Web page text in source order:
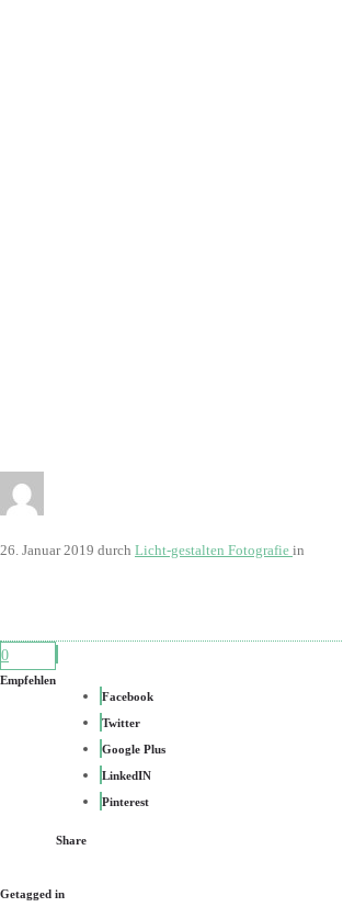
26. Januar 2019 durch Licht-gestalten Fotografie in
0
Empfehlen
Facebook
Twitter
Google Plus
LinkedIN
Pinterest
Share
Getagged in